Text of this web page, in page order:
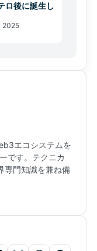
ロ後に誕生し
2025
エコシステムを
です。テクニカ
専門知識を兼ね備